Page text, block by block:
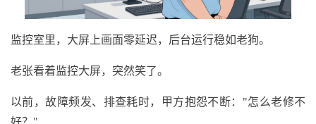
监控室里，大屏上画面零延迟，后台运行稳如老狗。
老张看着监控大屏，突然笑了。
以前，故障频发、排查耗时，甲方抱怨不断："怎么老修不